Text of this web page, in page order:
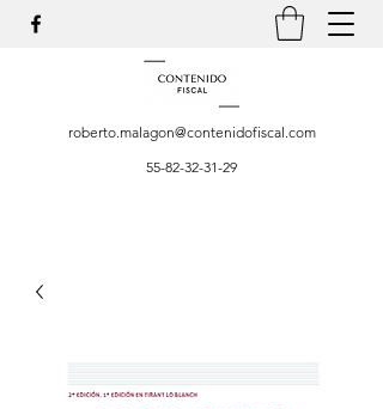
roberto.malagon@contenidofiscal.com
55-82-32-31-29